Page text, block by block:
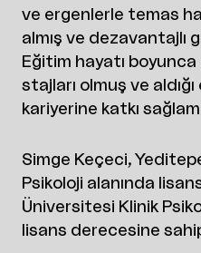
ve ergenlerle temas
almış ve dezavantajlı
Eğitim hayatı
stajları olmuş ve
kariyerine katkı
Simge Keçeci,
Psikoloji alanında
Üniversitesi Klinik
lisans derecesine